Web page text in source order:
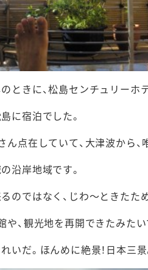
ときに、松島センチュリーホ
に宿泊でした。
ん点在していて、大津波から
沿岸地域です。
のではなく、じわ～ときた
や、観光地を再開できたみた
いだ。ほんめに絶景！日本三